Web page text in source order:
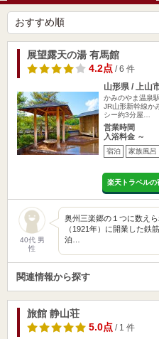
展望露天の湯 有馬館
4.2点/ 6 件
山形県 / 上山
かみのやま温泉
JR山形新幹線か
シー約3分屋…
営業時間
入浴料金 ～
宿泊 家族風呂
楽天トラベルの
40代 男
性
奥州三楽郷の１つに数え
（1921年）に開業した鉄
泊…
関連情報から探す
旅館 静山荘
5.0点/ 1 件